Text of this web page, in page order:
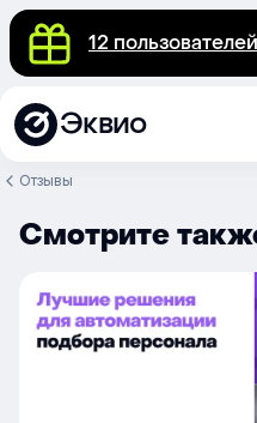
12
Эквио
Отзывы
Смотрите